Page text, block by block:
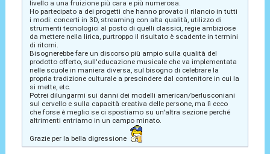
livello a una fruizione più cara e più numerosa.
Ho partecipato a dei progetti che hanno provato il rilancio in tutti
i modi: concerti in 3D, streaming con alta qualità, utilizzo di
strumenti tecnologici al posto di quelli classici, regie ambiziose
da mettere nella lirica, purtroppo il risultato è scadente in termini
di ritorni.
Bisognerebbe fare un discorso più ampio sulla qualità del
prodotto offerto, sull'educazione musicale che va implementata
nelle scuole in maniera diversa, sul bisogno di celebrare la
propria tradizione culturale a prescindere dal contenitore in cui la
si mette, etc.
Potrei dilungarmi sui danni dei modelli american/berlusconiani
sul cervello e sulla capacità creativa delle persone, ma lì ecco
che forse è meglio se ci spostiamo su un'altra sezione perché
altrimenti entriamo in un campo minato.
Grazie per la bella digressione